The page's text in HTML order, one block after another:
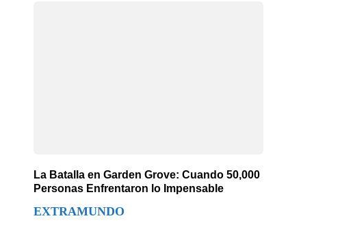
La Batalla en Garden Grove: Cuando 50,000
Personas Enfrentaron lo Impensable
EXTRAMUNDO